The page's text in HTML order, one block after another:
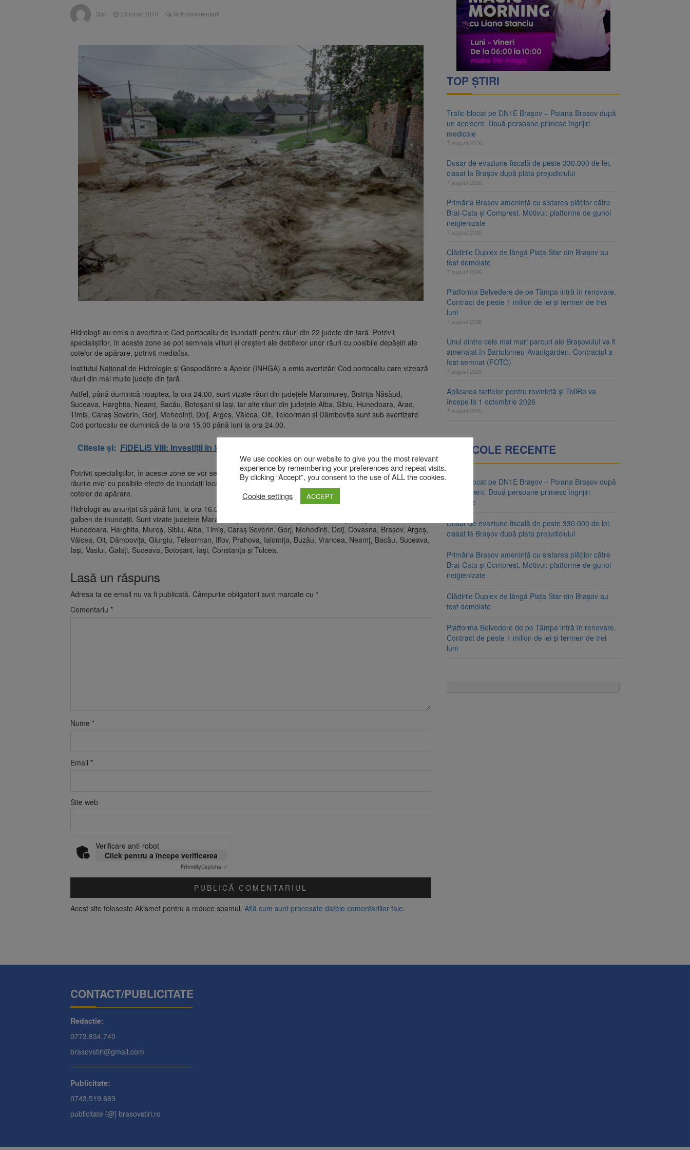
Unul dintre cele mai mari parcuri ale Brașovului va fi amenajat în Bartolomeu-Avantgarden. Contractul a
fost semnat (FOTO)
Trafic blocat pe DN1E Brașov – Poiana Brașov după un accident. Două persoane primesc îngrijiri
Stiri 23 iunie 2019 fără commentarii
Hidrologii au emis o avertizare Cod portocaliu de inundații pentru râuri din 22 județe din țară. Potrivit
specialiștilor, în aceste zone se pot semnala viituri și creșteri ale debitelor unor râuri cu posibile depășiri ale
cotelor de apărare, potrivit mediafax.
Institutul Național de Hidrologie și Gospodărire a Apelor (INHGA) a emis avertizări Cod portocaliu care vizează
râuri din mai multe județe din țară.
Astfel, până duminică noaptea, la ora 24.00, sunt vizate râuri din județele Maramureş, Bistriţa Năsăud,
Suceava, Harghita, Neamţ, Bacău, Botoşani și Iaşi, iar alte râuri din județele Alba, Sibiu, Hunedoara, Arad,
Timiş, Caraş Severin, Gorj, Mehedinţi, Dolj, Argeş, Vâlcea, Olt, Teleorman şi Dâmboviţa sunt sub avertizare
Cod portocaliu de duminică de la ora 15.00 până luni la ora 24.00.
Citeste și: FIDELIS VIII: Investiții în lei și euro, cu dobânzi neimpozabile de până la 7,50%
Potrivit specialiștilor, în aceste zone se vor semnala scurgeri pe versanți, torenți și pâraie, viituri rapide pe
râurile mici cu posibile efecte de inundații locale și creșteri de debite pe unele râuri, cu posibile depășiri ale
cotelor de apărare.
Hidrologii au anunțat că până luni, la ora 16.00, râuri din majoritatea județelor țării sunt sub avertizare Cod
galben de inundații. Sunt vizate județele Maramureş, Satu Mare, Bistriţa Năsăud, Cluj, Sălaj, Bihor, Arad,
Hunedoara, Harghita, Mureş, Sibiu, Alba, Timiş, Caraş Severin, Gorj, Mehedinţi, Dolj, Covasna, Braşov, Argeş,
Vâlcea, Olt, Dâmboviţa, Giurgiu, Teleorman, Ilfov, Prahova, Ialomiţa, Buzău, Vrancea, Neamţ, Bacău, Suceava,
Iaşi, Vaslui, Galaţi, Suceava, Botoşani, Iaşi, Constanţa și Tulcea.
Lasă un răspuns
Adresa ta de email nu va fi publicată. Câmpurile obligatorii sunt marcate cu *
Comentariu *
Nume *
Email *
Site web
Verificare anti-robot
Click pentru a începe verificarea
FriendlyCaptcha ⇗
Acest site folosește Akismet pentru a reduce spamul. Află cum sunt procesate datele comentariilor tale.
TOP ȘTIRI
Trafic blocat pe DN1E Brașov – Poiana Brașov după
un accident. Două persoane primesc îngrijiri
medicale
7 august 2026
Dosar de evaziune fiscală de peste 330.000 de lei,
clasat la Brașov după plata prejudiciului
7 august 2026
Primăria Brașov amenință cu sistarea plăților către
Brai-Cata și Comprest. Motivul: platforme de gunoi
neigienizate
7 august 2026
Clădirile Duplex de lângă Piața Star din Brașov au
fost demolate
7 august 2026
Platforma Belvedere de pe Tâmpa intră în renovare.
Contract de peste 1 milion de lei și termen de trei
luni
7 august 2026
Unul dintre cele mai mari parcuri ale Brașovului va fi
amenajat în Bartolomeu-Avantgarden. Contractul a
fost semnat (FOTO)
7 august 2026
Aplicarea tarifelor pentru rovinietă și TollRo va
începe la 1 octombrie 2026
7 august 2026
ARTICOLE RECENTE
Trafic blocat pe DN1E Brașov – Poiana Brașov după
un accident. Două persoane primesc îngrijiri
medicale
Dosar de evaziune fiscală de peste 330.000 de lei,
clasat la Brașov după plata prejudiciului
Primăria Brașov amenință cu sistarea plăților către
Brai-Cata și Comprest. Motivul: platforme de gunoi
neigienizate
Clădirile Duplex de lângă Piața Star din Brașov au
fost demolate
Platforma Belvedere de pe Tâmpa intră în renovare.
Contract de peste 1 milion de lei și termen de trei
luni
CONTACT/PUBLICITATE
Redactie:
0773.834.740
brasovstiri@gmail.com
Publicitate:
0743.519.669
publicitate [@] brasovstiri.ro
We use cookies on our website to give you the most relevant
experience by remembering your preferences and repeat visits.
By clicking “Accept”, you consent to the use of ALL the cookies.
Cookie settings
ACCEPT